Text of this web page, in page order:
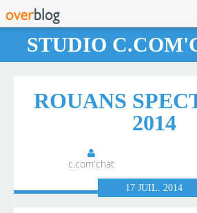
STUDIO
ROUANS
2014
c.com'chat
17JUIL.2014